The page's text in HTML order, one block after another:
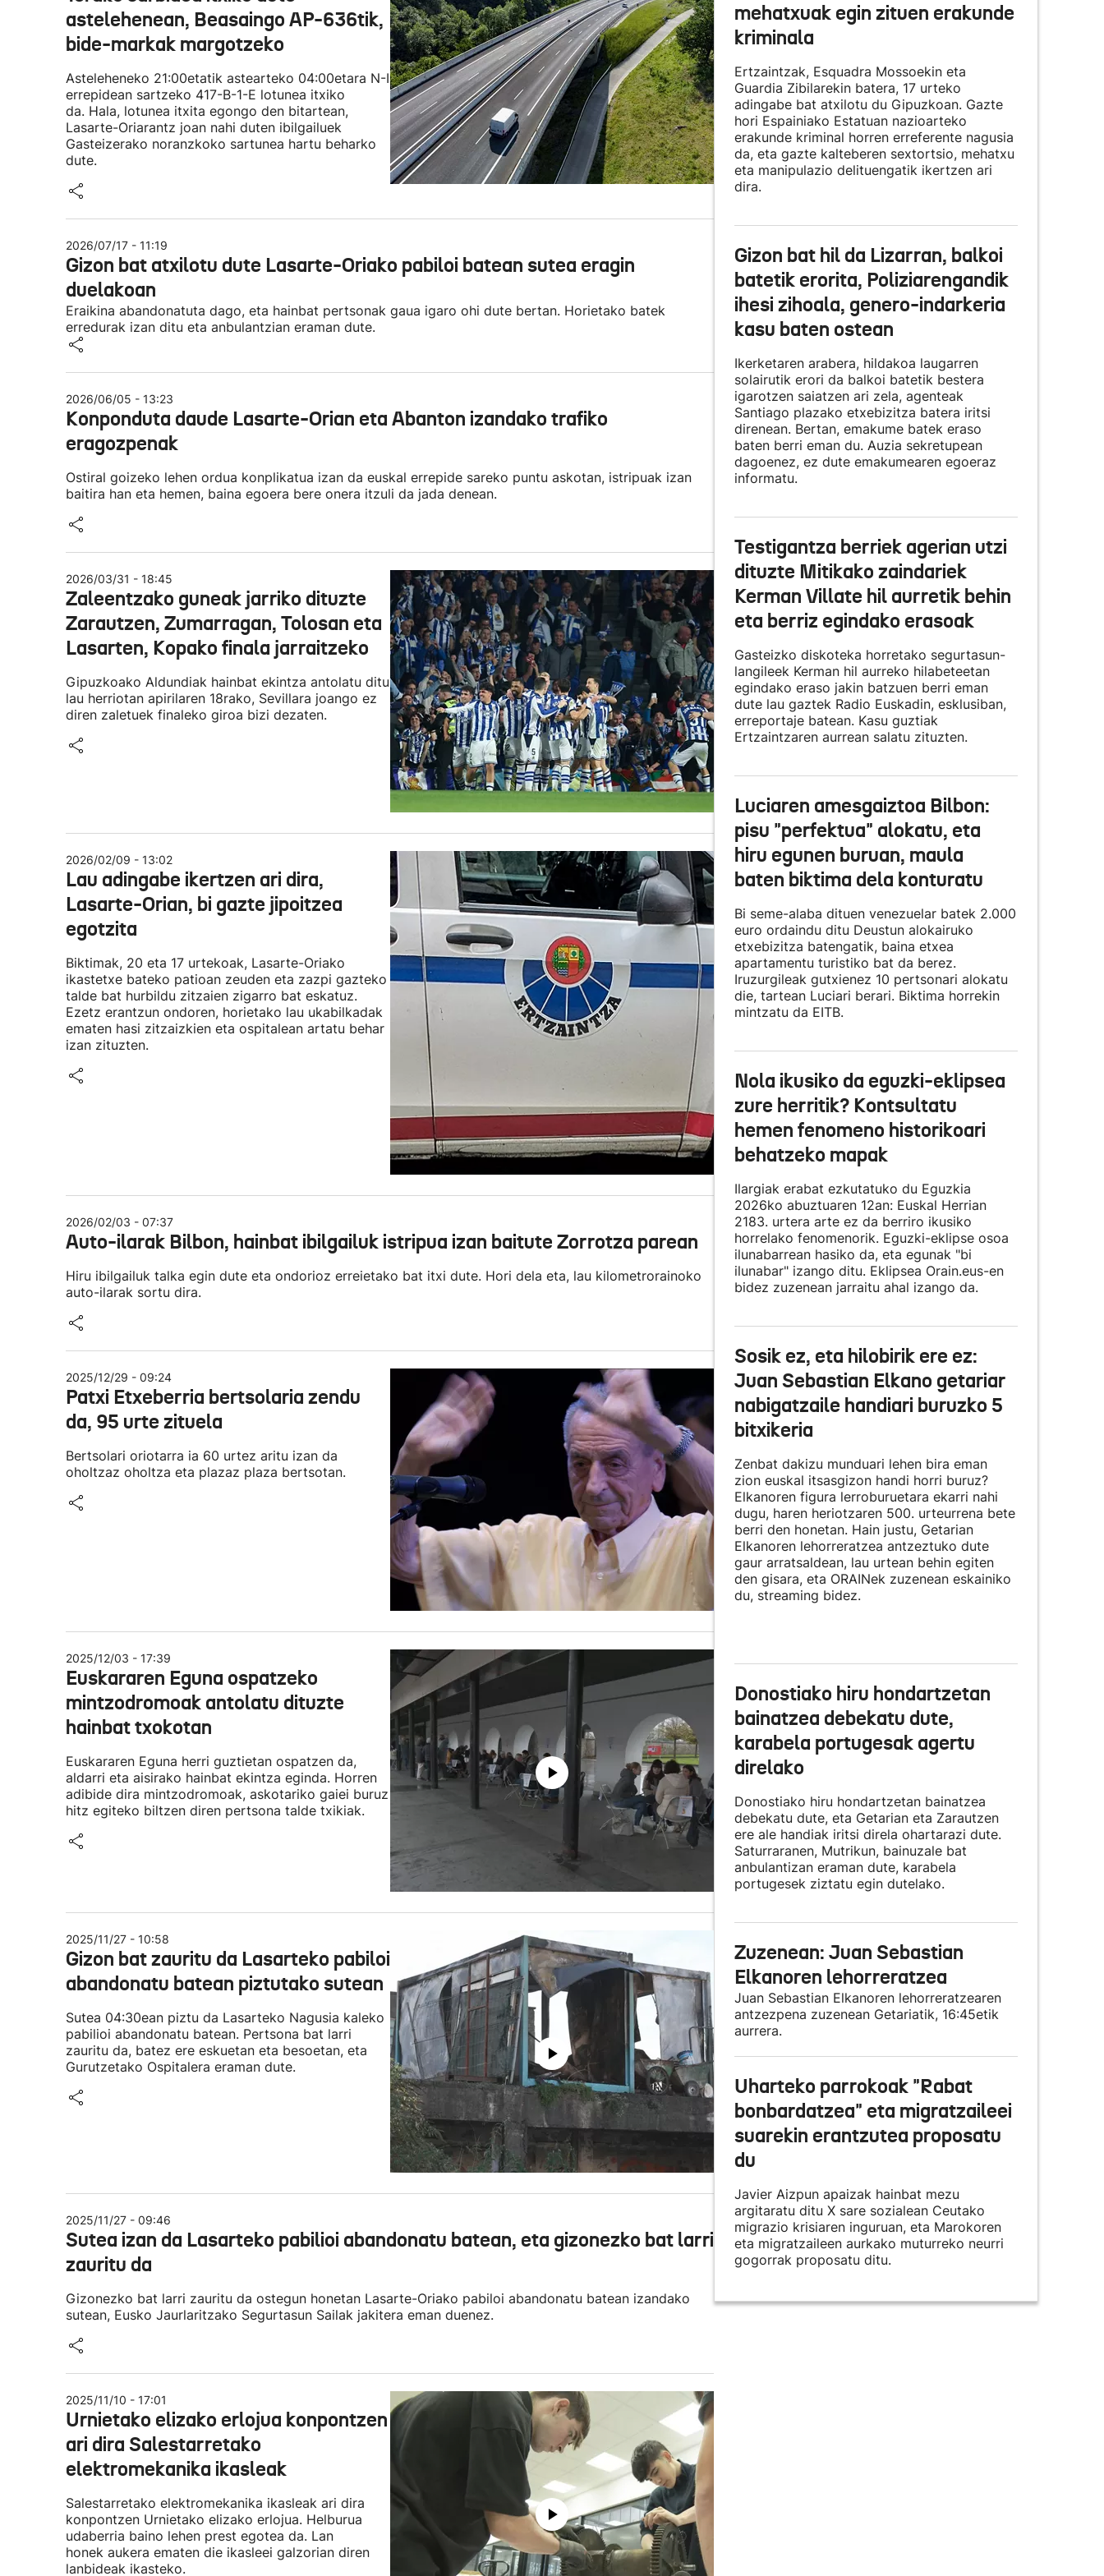
astelehenean, Beasaingo AP-636tik,
bide-markak margotzeko
Asteleheneko 21:00etatik astearteko 04:00etara N-I
errepidean sartzeko 417-B-1-E lotunea itxiko
da. Hala, lotunea itxita egongo den bitartean,
Lasarte-Oriarantz joan nahi duten ibilgailuek
Gasteizerako noranzkoko sartunea hartu beharko
dute.
2026/07/17 - 11:19
Gizon bat atxilotu dute Lasarte-Oriako pabiloi batean sutea eragin
duelakoan
Eraikina abandonatuta dago, eta hainbat pertsonak gaua igaro ohi dute bertan. Horietako batek
erredurak izan ditu eta anbulantzian eraman dute.
2026/06/05 - 13:23
Konponduta daude Lasarte-Orian eta Abanton izandako trafiko
eragozpenak
Ostiral goizeko lehen ordua konplikatua izan da euskal errepide sareko puntu askotan, istripuak izan
baitira han eta hemen, baina egoera bere onera itzuli da jada denean.
2026/03/31 - 18:45
Zaleentzako guneak jarriko dituzte
Zarautzen, Zumarragan, Tolosan eta
Lasarten, Kopako finala jarraitzeko
Gipuzkoako Aldundiak hainbat ekintza antolatu ditu
lau herriotan apirilaren 18rako, Sevillara joango ez
diren zaletuek finaleko giroa bizi dezaten.
2026/02/09 - 13:02
Lau adingabe ikertzen ari dira,
Lasarte-Orian, bi gazte jipoitzea
egotzita
Biktimak, 20 eta 17 urtekoak, Lasarte-Oriako
ikastetxe bateko patioan zeuden eta zazpi gazteko
talde bat hurbildu zitzaien zigarro bat eskatuz.
Ezetz erantzun ondoren, horietako lau ukabilkadak
ematen hasi zitzaizkien eta ospitalean artatu behar
izan zituzten.
2026/02/03 - 07:37
Auto-ilarak Bilbon, hainbat ibilgailuk istripua izan baitute Zorrotza parean
Hiru ibilgailuk talka egin dute eta ondorioz erreietako bat itxi dute. Hori dela eta, lau kilometrorainoko
auto-ilarak sortu dira.
2025/12/29 - 09:24
Patxi Etxeberria bertsolaria zendu
da, 95 urte zituela
Bertsolari oriotarra ia 60 urtez aritu izan da
oholtzaz oholtza eta plazaz plaza bertsotan.
2025/12/03 - 17:39
Euskararen Eguna ospatzeko
mintzodromoak antolatu dituzte
hainbat txokotan
Euskararen Eguna herri guztietan ospatzen da,
aldarri eta aisirako hainbat ekintza eginda. Horren
adibide dira mintzodromoak, askotariko gaiei buruz
hitz egiteko biltzen diren pertsona talde txikiak.
2025/11/27 - 10:58
Gizon bat zauritu da Lasarteko pabiloi
abandonatu batean piztutako sutean
Sutea 04:30ean piztu da Lasarteko Nagusia kaleko
pabilioi abandonatu batean. Pertsona bat larri
zauritu da, batez ere eskuetan eta besoetan, eta
Gurutzetako Ospitalera eraman dute.
2025/11/27 - 09:46
Sutea izan da Lasarteko pabilioi abandonatu batean, eta gizonezko bat larri
zauritu da
Gizonezko bat larri zauritu da ostegun honetan Lasarte-Oriako pabiloi abandonatu batean izandako
sutean, Eusko Jaurlaritzako Segurtasun Sailak jakitera eman duenez.
2025/11/10 - 17:01
Urnietako elizako erlojua konpontzen
ari dira Salestarretako
elektromekanika ikasleak
Salestarretako elektromekanika ikasleak ari dira
konpontzen Urnietako elizako erlojua. Helburua
udaberria baino lehen prest egotea da. Lan
honek aukera ematen die ikasleei galzorian diren
lanbideak ikasteko.
mehatxuak egin zituen erakunde
kriminala
Ertzaintzak, Esquadra Mossoekin eta
Guardia Zibilarekin batera, 17 urteko
adingabe bat atxilotu du Gipuzkoan. Gazte
hori Espainiako Estatuan nazioarteko
erakunde kriminal horren erreferente nagusia
da, eta gazte kalteberen sextortsio, mehatxu
eta manipulazio delituengatik ikertzen ari
dira.
Gizon bat hil da Lizarran, balkoi
batetik erorita, Poliziarengandik
ihesi zihoala, genero-indarkeria
kasu baten ostean
Ikerketaren arabera, hildakoa laugarren
solairutik erori da balkoi batetik bestera
igarotzen saiatzen ari zela, agenteak
Santiago plazako etxebizitza batera iritsi
direnean. Bertan, emakume batek eraso
baten berri eman du. Auzia sekretupean
dagoenez, ez dute emakumearen egoeraz
informatu.
Testigantza berriek agerian utzi
dituzte Mitikako zaindariek
Kerman Villate hil aurretik behin
eta berriz egindako erasoak
Gasteizko diskoteka horretako segurtasun-
langileek Kerman hil aurreko hilabeteetan
egindako eraso jakin batzuen berri eman
dute lau gaztek Radio Euskadin, esklusiban,
erreportaje batean. Kasu guztiak
Ertzaintzaren aurrean salatu zituzten.
Luciaren amesgaiztoa Bilbon:
pisu "perfektua" alokatu, eta
hiru egunen buruan, maula
baten biktima dela konturatu
Bi seme-alaba dituen venezuelar batek 2.000
euro ordaindu ditu Deustun alokairuko
etxebizitza batengatik, baina etxea
apartamentu turistiko bat da berez.
Iruzurgileak gutxienez 10 pertsonari alokatu
die, tartean Luciari berari. Biktima horrekin
mintzatu da EITB.
Nola ikusiko da eguzki-eklipsea
zure herritik? Kontsultatu
hemen fenomeno historikoari
behatzeko mapak
Ilargiak erabat ezkutatuko du Eguzkia
2026ko abuztuaren 12an: Euskal Herrian
2183. urtera arte ez da berriro ikusiko
horrelako fenomenorik. Eguzki-eklipse osoa
ilunabarrean hasiko da, eta egunak "bi
ilunabar" izango ditu. Eklipsea Orain.eus-en
bidez zuzenean jarraitu ahal izango da.
Sosik ez, eta hilobirik ere ez:
Juan Sebastian Elkano getariar
nabigatzaile handiari buruzko 5
bitxikeria
Zenbat dakizu munduari lehen bira eman
zion euskal itsasgizon handi horri buruz?
Elkanoren figura lerroburuetara ekarri nahi
dugu, haren heriotzaren 500. urteurrena bete
berri den honetan. Hain justu, Getarian
Elkanoren lehorreratzea antzeztuko dute
gaur arratsaldean, lau urtean behin egiten
den gisara, eta ORAINek zuzenean eskainiko
du, streaming bidez.
Donostiako hiru hondartzetan
bainatzea debekatu dute,
karabela portugesak agertu
direlako
Donostiako hiru hondartzetan bainatzea
debekatu dute, eta Getarian eta Zarautzen
ere ale handiak iritsi direla ohartarazi dute.
Saturraranen, Mutrikun, bainuzale bat
anbulantizan eraman dute, karabela
portugesek ziztatu egin dutelako.
Zuzenean: Juan Sebastian
Elkanoren lehorreratzea
Juan Sebastian Elkanoren lehorreratzearen
antzezpena zuzenean Getariatik, 16:45etik
aurrera.
Uharteko parrokoak "Rabat
bonbardatzea" eta migratzaileei
suarekin erantzutea proposatu
du
Javier Aizpun apaizak hainbat mezu
argitaratu ditu X sare sozialean Ceutako
migrazio krisiaren inguruan, eta Marokoren
eta migratzaileen aurkako muturreko neurri
gogorrak proposatu ditu.